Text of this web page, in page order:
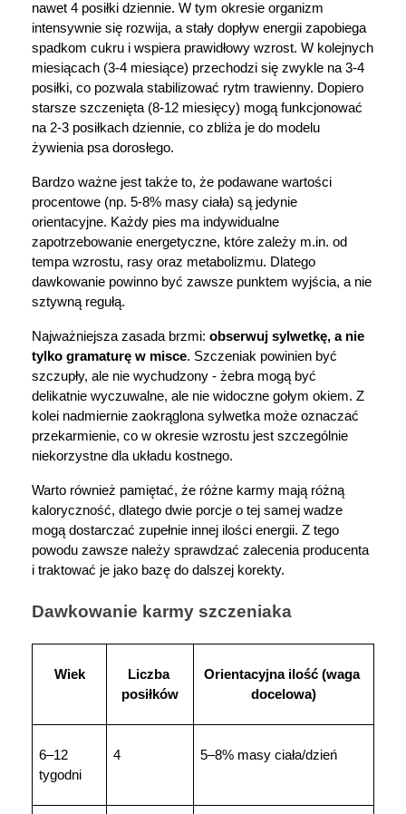
nawet 4 posiłki dziennie. W tym okresie organizm
intensywnie się rozwija, a stały dopływ energii zapobiega
spadkom cukru i wspiera prawidłowy wzrost. W kolejnych
miesiącach (3-4 miesiące) przechodzi się zwykle na 3-4
posiłki, co pozwala stabilizować rytm trawienny. Dopiero
starsze szczenięta (8-12 miesięcy) mogą funkcjonować
na 2-3 posiłkach dziennie, co zbliża je do modelu
żywienia psa dorosłego.
Bardzo ważne jest także to, że podawane wartości
procentowe (np. 5-8% masy ciała) są jedynie
orientacyjne. Każdy pies ma indywidualne
zapotrzebowanie energetyczne, które zależy m.in. od
tempa wzrostu, rasy oraz metabolizmu. Dlatego
dawkowanie powinno być zawsze punktem wyjścia, a nie
sztywną regułą.
Najważniejsza zasada brzmi: obserwuj sylwetkę, a nie
tylko gramaturę w misce. Szczeniak powinien być
szczupły, ale nie wychudzony - żebra mogą być
delikatnie wyczuwalne, ale nie widoczne gołym okiem. Z
kolei nadmiernie zaokrąglona sylwetka może oznaczać
przekarmienie, co w okresie wzrostu jest szczególnie
niekorzystne dla układu kostnego.
Warto również pamiętać, że różne karmy mają różną
kaloryczność, dlatego dwie porcje o tej samej wadze
mogą dostarczać zupełnie innej ilości energii. Z tego
powodu zawsze należy sprawdzać zalecenia producenta
i traktować je jako bazę do dalszej korekty.
Dawkowanie karmy szczeniaka
Wiek
Liczba
posiłków
Orientacyjna ilość (waga
docelowa)
6–12
tygodni
4 5–8% masy ciała/dzień